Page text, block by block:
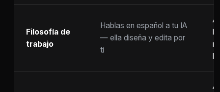
Filosofía de
trabajo
Hablas en español a tu IA
— ella diseña y edita por
ti